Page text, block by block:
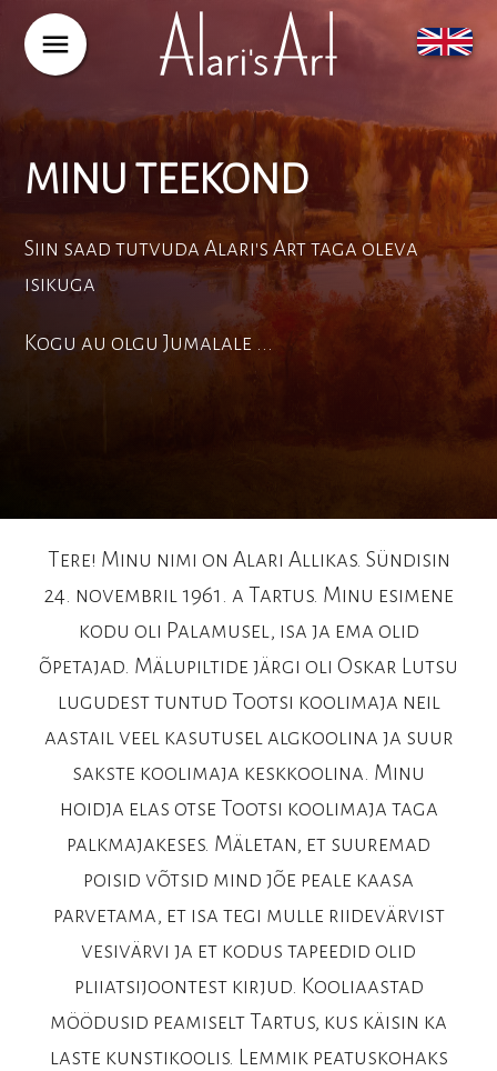
menu
MINU TEEKOND
Siin saad tutvuda Alari's Art taga oleva
isikuga
Kogu au olgu Jumalale ...
Tere! Minu nimi on Alari Allikas. Sündisin
24. novembril 1961. a Tartus. Minu esimene
kodu oli Palamusel, isa ja ema olid
õpetajad. Mälupiltide järgi oli Oskar Lutsu
lugudest tuntud Tootsi koolimaja neil
aastail veel kasutusel algkoolina ja suur
sakste koolimaja keskkoolina. Minu
hoidja elas otse Tootsi koolimaja taga
palkmajakeses. Mäletan, et suuremad
poisid võtsid mind jõe peale kaasa
parvetama, et isa tegi mulle riidevärvist
vesivärvi ja et kodus tapeedid olid
pliiatsijoontest kirjud. Kooliaastad
möödusid peamiselt Tartus, kus käisin ka
laste kunstikoolis. Lemmik peatuskohaks